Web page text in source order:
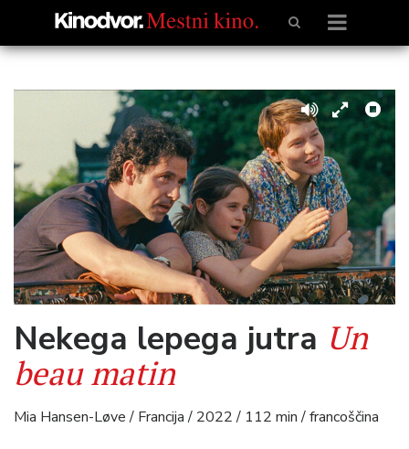
Nekega lepega jutra Un
beau matin
Mia Hansen-Løve / Francija / 2022 / 112 min / francoščina